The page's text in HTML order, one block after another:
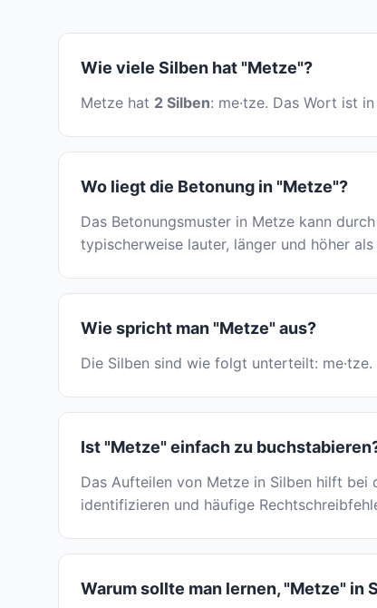
Wie viele Silben hat "Metze"?
Metze hat 2 Silben: me·tze. Das Wort ist
Wo liegt die Betonung in "Metze"?
Das Betonungsmuster in Metze kann
typischerweise lauter, länger und höher
Wie spricht man "Metze" aus?
Die Silben sind wie folgt unterteilt:
Ist "Metze" einfach zu
Das Aufteilen von Metze in Silben hilft bei
identifizieren und häufige
Warum sollte man lernen, "Metze" in